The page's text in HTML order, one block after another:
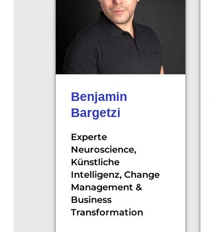
Benjamin
Bargetzi
Experte
Neuroscience,
Künstliche
Intelligenz, Change
Management &
Business
Transformation